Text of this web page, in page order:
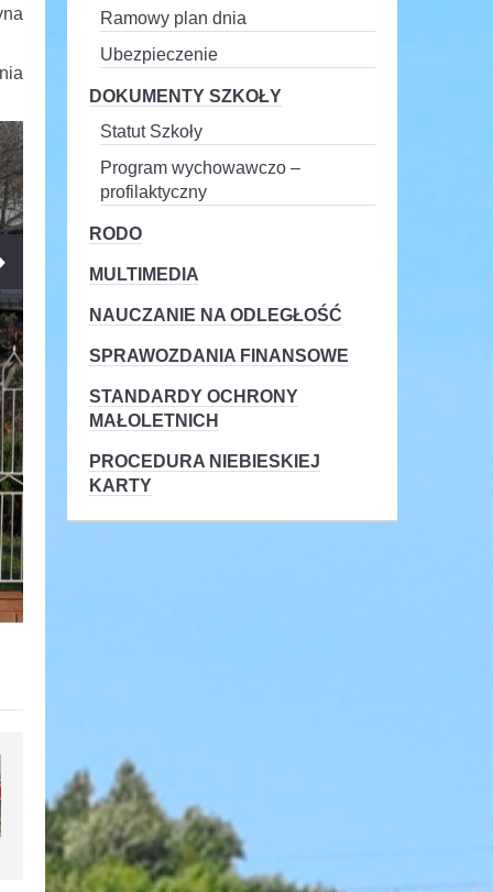
Ramowy plan dnia
Ubezpieczenie
DOKUMENTY SZKOŁY
Statut Szkoły
Program wychowawczo –
profilaktyczny
RODO
MULTIMEDIA
NAUCZANIE NA ODLEGŁOŚĆ
SPRAWOZDANIA FINANSOWE
STANDARDY OCHRONY
MAŁOLETNICH
PROCEDURA NIEBIESKIEJ
KARTY